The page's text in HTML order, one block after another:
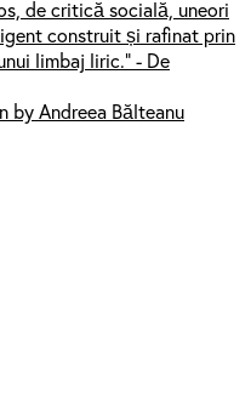
de critică socială, uneori
construit și rafinat prin
limbaj liric.” - De
by Andreea Bălteanu